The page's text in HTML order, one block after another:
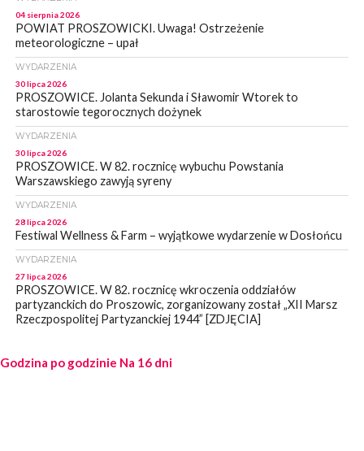
04 sierpnia 2026
POWIAT PROSZOWICKI. Uwaga! Ostrzeżenie
meteorologiczne – upał
WYDARZENIA
30 lipca 2026
PROSZOWICE. Jolanta Sekunda i Sławomir Wtorek to
starostowie tegorocznych dożynek
WYDARZENIA
30 lipca 2026
PROSZOWICE. W 82. rocznicę wybuchu Powstania
Warszawskiego zawyją syreny
WYDARZENIA
28 lipca 2026
Festiwal Wellness & Farm – wyjątkowe wydarzenie w Dosłońcu
WYDARZENIA
27 lipca 2026
PROSZOWICE. W 82. rocznicę wkroczenia oddziałów
partyzanckich do Proszowic, zorganizowany został „XII Marsz
Rzeczpospolitej Partyzanckiej 1944” [ZDJĘCIA]
27 lipca 2026
PROSZOWICE. Po burzy uszkodzone słupy enegeryczne.
Godzina po godzinie Na 16 dni